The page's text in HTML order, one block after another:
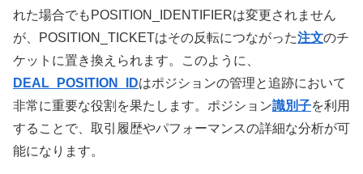
れた場合でもPOSITION_IDENTIFIERは変更されません
が、POSITION_TICKETはその反転につながった注文のチ
ケットに置き換えられます。このように、
DEAL_POSITION_IDはポジションの管理と追跡において
非常に重要な役割を果たします。ポジション識別子を利用
することで、取引履歴やパフォーマンスの詳細な分析が可
能になります。